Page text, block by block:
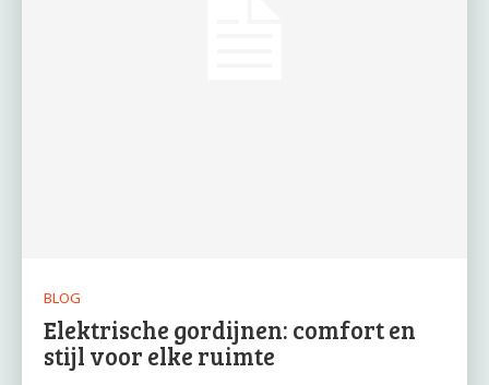
BLOG
Elektrische gordijnen: comfort en
stijl voor elke ruimte